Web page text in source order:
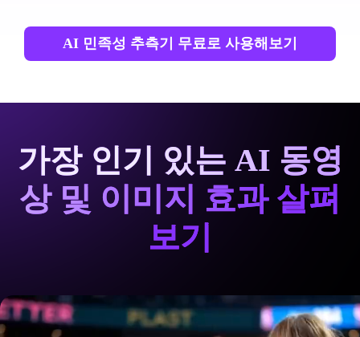
AI 민족성 추측기 무료로 사용해보기
가장 인기 있는 AI 동영
상 및 이미지 효과 살펴
보기